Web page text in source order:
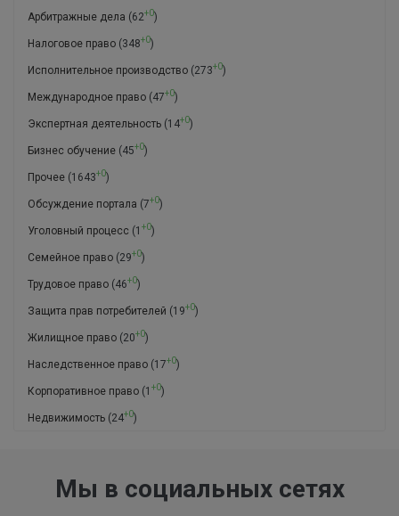
Арбитражные дела (62+0)
Налоговое право (348+0)
Исполнительное производство (273+0)
Международное право (47+0)
Экспертная деятельность (14+0)
Бизнес обучение (45+0)
Прочее (1643+0)
Обсуждение портала (7+0)
Уголовный процесс (1 +0)
Семейное право (29+0)
Трудовое право (46+0)
Защита прав потребителей (19+0)
Жилищное право (20+0)
Наследственное право (17+0)
Корпоративное право (1 +0)
Недвижимость (24+0)
Мы в социальных сетях